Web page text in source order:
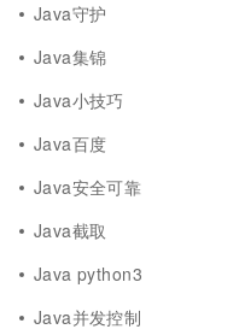
Java守护
Java集锦
Java小技巧
Java百度
Java安全可靠
Java截取
Java python3
Java并发控制